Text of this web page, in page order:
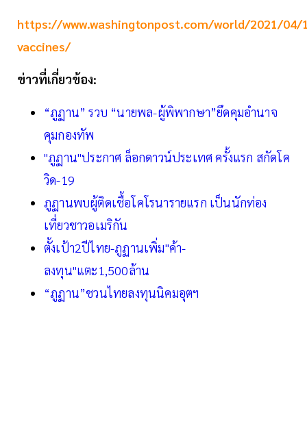
https://www.washingtonpost.com/world/2021/04/
vaccines/
ข่าวที่เกี่ยวข้อง:
“ภูฏาน” รวบ “นายพล-ผู้พิพากษา”ยึดคุมอำนาจ
คุมกองทัพ
"ภูฏาน"ประกาศ ล็อกดาวน์ประเทศ ครั้งแรก สกัดโค
วิด-19
ภูฏานพบผู้ติดเชื้อโคโรนารายแรก เป็นนักท่อง
เที่ยวชาวอเมริกัน
ตั้งเป้า2ปีไทย-ภูฏานเพิ่ม"ค้า-
ลงทุน"แตะ1,500ล้าน
“ภูฏาน”ชวนไทยลงทุนนิคมอุตฯ